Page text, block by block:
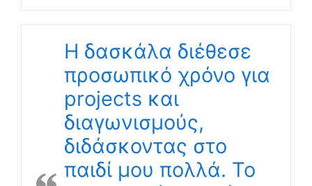
Η δασκάλα διέθεσε
προσωπικό χρόνο για
projects και
διαγωνισμούς,
διδάσκοντας στο
παιδί μου πολλά. Το